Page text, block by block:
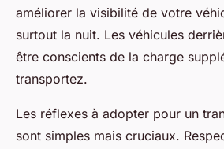
améliorer la visibilité de votre
surtout la nuit. Les véhicules
être conscients de la charge
transportez.
Les réflexes à adopter pour un
sont simples mais cruciaux.